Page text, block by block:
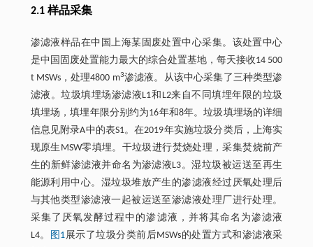
2.1 样品采集
渗滤液样品在中国上海某固废处置中心采集。该处置中心
是中国固废处置能力最大的综合处置基地，每天接收14 500
t MSWs，处理4800 m3渗滤液。从该中心采集了三种类型渗
滤液。垃圾填埋场渗滤液L1和L2来自不同填埋年限的垃圾
填埋场，填埋年限分别约为16年和8年。垃圾填埋场的详细
信息见附录A中的表S1。在2019年实施垃圾分类后，上海实
现原生MSW零填埋。干垃圾进行焚烧处理，采集焚烧前产
生的新鲜渗滤液并命名为渗滤液L3。湿垃圾被运送至再生
能源利用中心。湿垃圾堆放产生的渗滤液经过厌氧处理后
与其他类型渗滤液一起被运送至渗滤液处理厂进行处理。
采集了厌氧发酵过程中的渗滤液，并将其命名为渗滤液
L4。
图1展示了垃圾分类前后MSWs的处置方式和渗滤液采